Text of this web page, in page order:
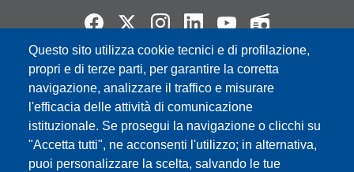
Questo sito utilizza cookie tecnici e di profilazione,
propri e di terze parti, per garantire la corretta
navigazione, analizzare il traffico e misurare
l'efficacia delle attività di comunicazione
istituzionale. Se prosegui la navigazione o clicchi su
"Accetta tutti", ne acconsenti l'utilizzo; in alternativa,
puoi personalizzare la scelta, salvando le tue
Partita IVA: 00427620364
e-mail: urp@unimore.it
PEC: primo contatto: urp@pec.unimore.it
Indirizzo ReGIndE per notifica Atti Processuali:
direzionelegale@pec.unimore.it